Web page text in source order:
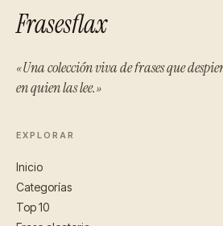
Frasesflax
«Una colección viva de frases que
en quien las lee.»
EXPLORAR
Inicio
Categorías
Top 10